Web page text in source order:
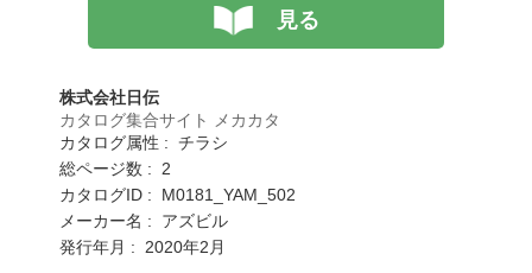
見る
株式会社日伝
カタログ集合サイト メカカタ
カタログ属性 : チラシ
総ページ数 : 2
カタログID : M0181_YAM_502
メーカー名 : アズビル
発行年月 : 2020年2月